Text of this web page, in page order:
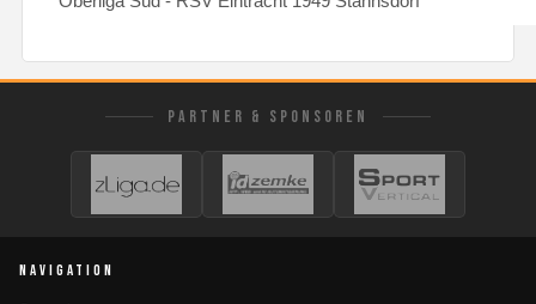
PARTNER & SPONSOREN
NAVIGATION